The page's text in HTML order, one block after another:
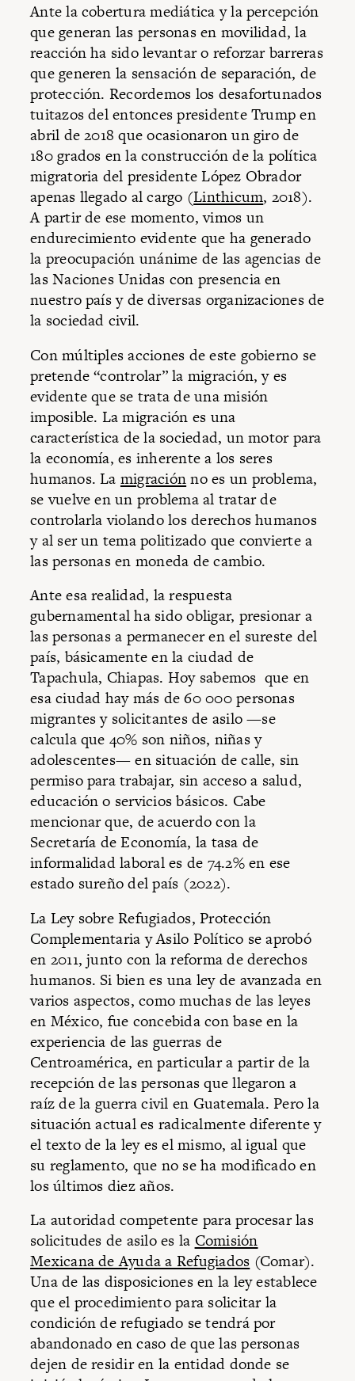
Ante la cobertura mediática y la percepción
que generan las personas en movilidad, la
reacción ha sido levantar o reforzar barreras
que generen la sensación de separación, de
protección. Recordemos los desafortunados
tuitazos del entonces presidente Trump en
abril de 2018 que ocasionaron un giro de
180 grados en la construcción de la política
migratoria del presidente López Obrador
apenas llegado al cargo (Linthicum, 2018).
A partir de ese momento, vimos un
endurecimiento evidente que ha generado
la preocupación unánime de las agencias de
las Naciones Unidas con presencia en
nuestro país y de diversas organizaciones de
la sociedad civil.
Con múltiples acciones de este gobierno se
pretende “controlar” la migración, y es
evidente que se trata de una misión
imposible. La migración es una
característica de la sociedad, un motor para
la economía, es inherente a los seres
humanos. La migraciónno es un problema,
se vuelve en un problema al tratar de
controlarla violando los derechos humanos
y al ser un tema politizado que convierte a
las personas en moneda de cambio.
Ante esa realidad, la respuesta
gubernamental ha sido obligar, presionar a
las personas a permanecer en el sureste del
país, básicamente en la ciudad de
Tapachula, Chiapas. Hoy sabemos que en
esa ciudad hay más de 60 000 personas
migrantes y solicitantes de asilo —se
calcula que 40% son niños, niñas y
adolescentes— en situación de calle, sin
permiso para trabajar, sin acceso a salud,
educación o servicios básicos. Cabe
mencionar que, de acuerdo con la
Secretaría de Economía, la tasa de
informalidad laboral es de 74.2% en ese
estado sureño del país (2022).
La Ley sobre Refugiados, Protección
Complementaria y Asilo Político se aprobó
en 2011, junto con la reforma de derechos
humanos. Si bien es una ley de avanzada en
varios aspectos, como muchas de las leyes
en México, fue concebida con base en la
experiencia de las guerras de
Centroamérica, en particular a partir de la
recepción de las personas que llegaron a
raíz de la guerra civil en Guatemala. Pero la
situación actual es radicalmente diferente y
el texto de la ley es el mismo, al igual que
su reglamento, que no se ha modificado en
los últimos diez años.
La autoridad competente para procesar las
solicitudes de asilo es la Comisión
Mexicana de Ayuda a Refugiados (Comar).
Una de las disposiciones en la ley establece
que el procedimiento para solicitar la
condición de refugiado se tendrá por
abandonado en caso de que las personas
dejen de residir en la entidad donde se